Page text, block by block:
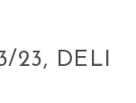
23, DELI